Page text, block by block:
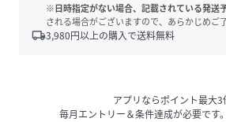
※日時指定がない場合、記載されている発送
される場合がございますので、あらかじめご
local_shipping3,980円以上の購入で送料無料
アプリならポイント最大3
毎月エントリー＆条件達成が必要です。